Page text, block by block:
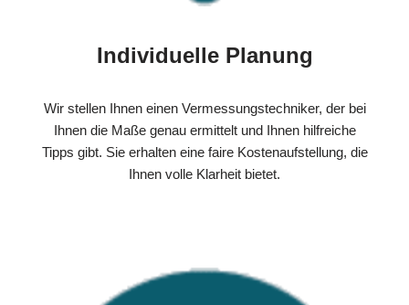
Individuelle Planung
Wir stellen Ihnen einen Vermessungstechniker, der bei
Ihnen die Maße genau ermittelt und Ihnen hilfreiche
Tipps gibt. Sie erhalten eine faire Kostenaufstellung, die
Ihnen volle Klarheit bietet.